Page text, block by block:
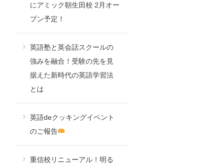
にアミック朝生田校 2月オー
プン予定！
英語塾と英会話スクールの
強みを融合！受験の先を見
据えた新時代の英語学習法
とは
英語deクッキングイベント
のご報告
重信校リニューアル！明る